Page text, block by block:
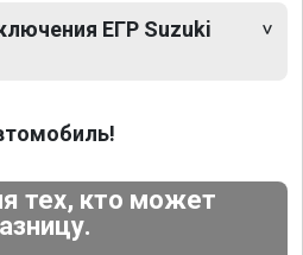
ЕГР Suzuki
тех, кто может